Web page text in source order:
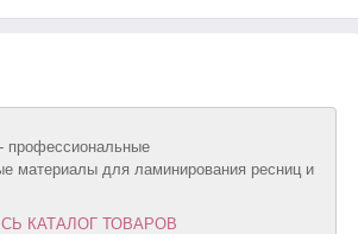
- профессиональные
материалы для ламинирования ресниц и
КАТАЛОГ ТОВАРОВ